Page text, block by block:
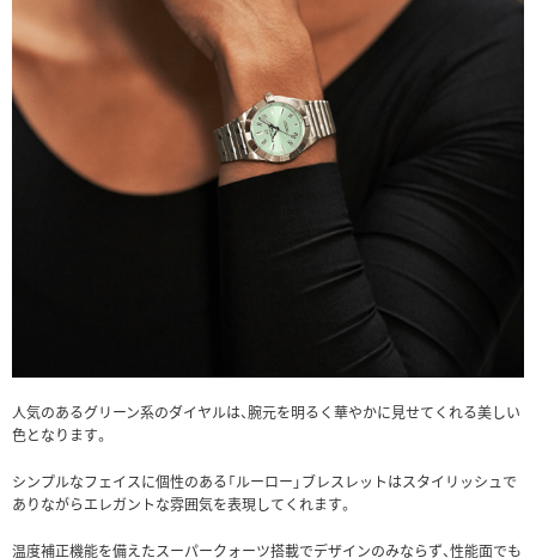
人気のあるグリーン系のダイヤルは、腕元を明るく華やかに見せてくれる美しい
色となります。
シンプルなフェイスに個性のある「ルーロー」ブレスレットはスタイリッシュで
ありながらエレガントな雰囲気を表現してくれます。
温度補正機能を備えたスーパークォーツ搭載でデザインのみならず、性能面でも